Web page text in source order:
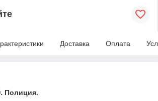
Доставка Оплата
Полиция.